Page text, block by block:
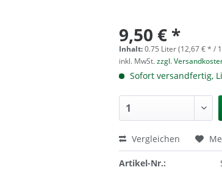
9,50 € *
Inhalt:0.75 Liter (12,67 € * /
inkl. MwSt.zzgl.
Sofort versandfertig,
Vergleichen
Artikel-Nr.: